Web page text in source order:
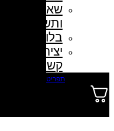
שאלות
ותשובות
בלוג
יצירת
קשר
תפריט